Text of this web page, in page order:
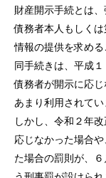
財産開示手続とは
債務者本人もしく
情報の提供を求める
同手続きは、平成
債務者が開示に応じ
あまり利用されてい
しかし、令和２年
応じなかった場合
た場合の罰則が、